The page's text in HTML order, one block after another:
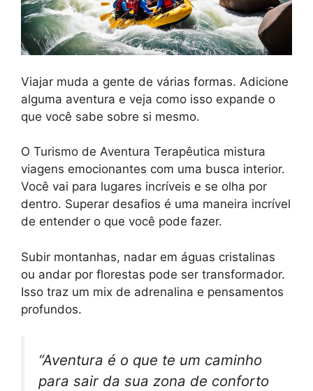
Viajar muda a gente de várias formas. Adicione
alguma aventura e veja como isso expande o
que você sabe sobre si mesmo.
O Turismo de Aventura Terapêutica mistura
viagens emocionantes com uma busca interior.
Você vai para lugares incríveis e se olha por
dentro. Superar desafios é uma maneira incrível
de entender o que você pode fazer.
Subir montanhas, nadar em águas cristalinas
ou andar por florestas pode ser transformador.
Isso traz um mix de adrenalina e pensamentos
profundos.
“Aventura é o que te um caminho
para sair da sua zona de conforto